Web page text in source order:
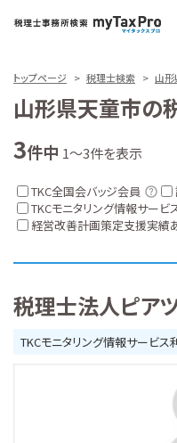
トップページ 税理士検索 山形
山形県天童市の
3件中 1～3件を表示
TKC全国会バッジ会員
TKCモニタリング情報サービ
経営改善計画策定支援実績
税理士法人ピア
TKCモニタリング情報サービス